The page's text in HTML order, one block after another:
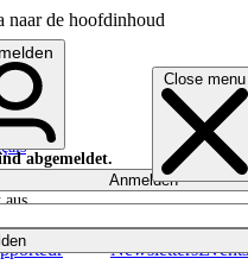
naar de hoofdinhoud
Close menu
NewslettersEvents
abgemeldet.
Anmelden